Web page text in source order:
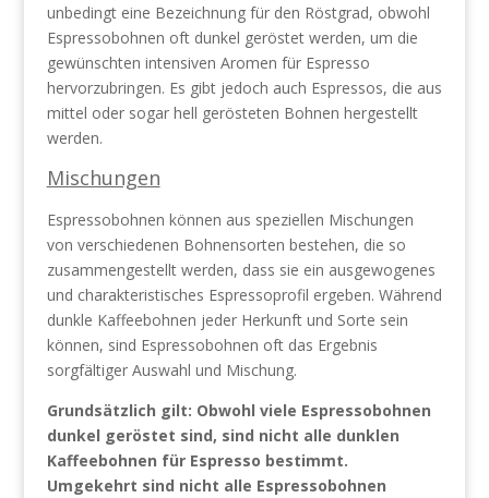
unbedingt eine Bezeichnung für den Röstgrad, obwohl
Espressobohnen oft dunkel geröstet werden, um die
gewünschten intensiven Aromen für Espresso
hervorzubringen. Es gibt jedoch auch Espressos, die aus
mittel oder sogar hell gerösteten Bohnen hergestellt
werden.
Mischungen
Espressobohnen können aus speziellen Mischungen
von verschiedenen Bohnensorten bestehen, die so
zusammengestellt werden, dass sie ein ausgewogenes
und charakteristisches Espressoprofil ergeben. Während
dunkle Kaffeebohnen jeder Herkunft und Sorte sein
können, sind Espressobohnen oft das Ergebnis
sorgfältiger Auswahl und Mischung.
Grundsätzlich gilt: Obwohl viele Espressobohnen
dunkel geröstet sind, sind nicht alle dunklen
Kaffeebohnen für Espresso bestimmt.
Umgekehrt sind nicht alle Espressobohnen